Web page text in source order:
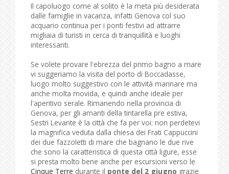
Il capoluogo come al solito è la meta più desiderata
dalle famiglie in vacanza, infatti Genova col suo
acquario continua per i ponti festivi ad attrarre
migliaia di turisti in cerca di tranquillità e luoghi
interessanti.
Se volete provare l'ebrezza del primo bagno a mare
vi suggeriamo la visita del porto di Boccadasse,
luogo molto suggestivo con le attività marinare ma
anche molta movida, e quindi anche ideale per
l'aperitivo serale. Rimanendo nella provincia di
Genova, per gli amanti della tintarella pre estiva,
Sestri Levante è la città che fa per voi: non perdetevi
la magnifica veduta dalla chiesa dei Frati Cappuccini
dei due fazzoletti di mare che bagnano le due rive
che sono la caratteristica di questa città ligure, esse
si presta molto bene anche per escursioni verso le
Cinque Terre durante il ponte del 2 giugno grazie